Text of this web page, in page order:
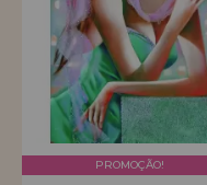
PROMOÇÃO!